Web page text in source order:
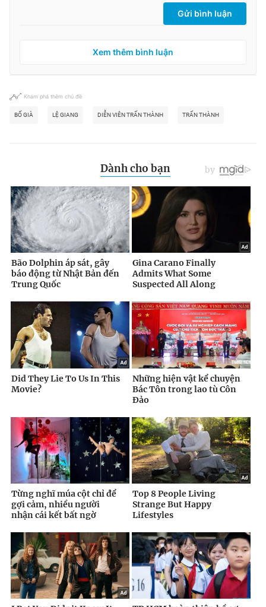
Gửi bình luận
Xem thêm bình luận
Khám phá thêm chủ đề
BỐ GIÀ LỆ GIANG DIỄN VIÊN TRẤN THÀNH TRẤN THÀNH